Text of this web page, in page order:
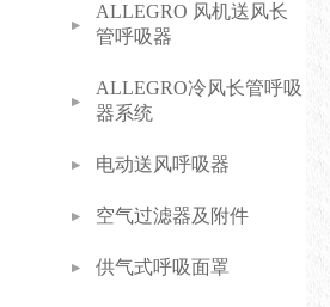
ALLEGRO 风机送风长
管呼吸器
ALLEGRO冷风长管呼吸
器系统
电动送风呼吸器
空气过滤器及附件
供气式呼吸面罩